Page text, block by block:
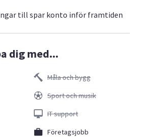
till spar konto inför framtiden
dig med...
Måla och bygg
Sport och musik
IT support
Företagsjobb